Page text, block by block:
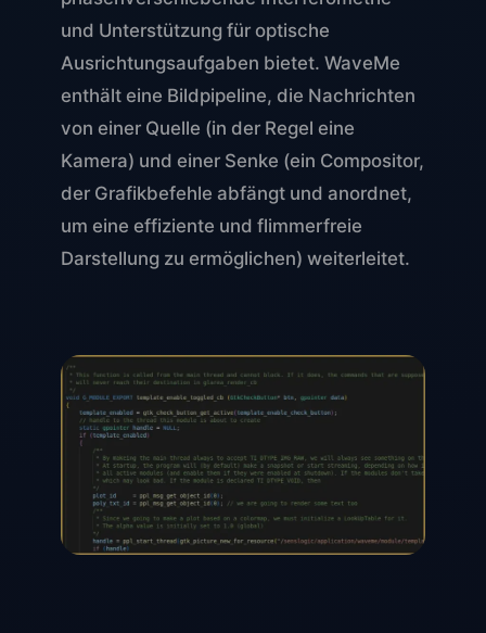
und Unterstützung für optische
Ausrichtungsaufgaben bietet. WaveMe
enthält eine Bildpipeline, die Nachrichten
von einer Quelle (in der Regel eine
Kamera) und einer Senke (ein Compositor,
der Grafikbefehle abfängt und anordnet,
um eine effiziente und flimmerfreie
Darstellung zu ermöglichen) weiterleitet.